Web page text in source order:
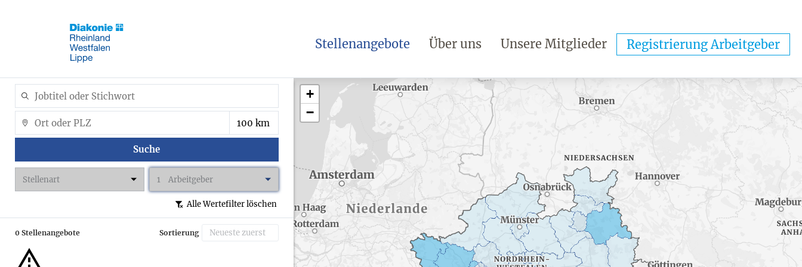
Stellenangebote Über uns Unsere Mitglieder Registrierung Arbeitgeber
Suche
Stellenart 1 Arbeitgeber
Alle Wertefilter löschen
0 Stellenangebote Sortierung
+
−